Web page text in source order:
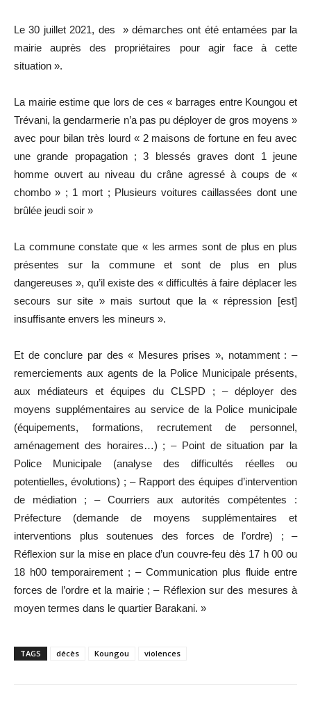
Le 30 juillet 2021, des » démarches ont été entamées par la
mairie auprès des propriétaires pour agir face à cette
situation ».
La mairie estime que lors de ces « barrages entre Koungou et
Trévani, la gendarmerie n’a pas pu déployer de gros moyens »
avec pour bilan très lourd « 2 maisons de fortune en feu avec
une grande propagation ; 3 blessés graves dont 1 jeune
homme ouvert au niveau du crâne agressé à coups de «
chombo » ; 1 mort ; Plusieurs voitures caillassées dont une
brûlée jeudi soir »
La commune constate que « les armes sont de plus en plus
présentes sur la commune et sont de plus en plus
dangereuses », qu’il existe des « difficultés à faire déplacer les
secours sur site » mais surtout que la « répression [est]
insuffisante envers les mineurs ».
Et de conclure par des « Mesures prises », notamment : –
remerciements aux agents de la Police Municipale présents,
aux médiateurs et équipes du CLSPD ; – déployer des
moyens supplémentaires au service de la Police municipale
(équipements, formations, recrutement de personnel,
aménagement des horaires…) ; – Point de situation par la
Police Municipale (analyse des difficultés réelles ou
potentielles, évolutions) ; – Rapport des équipes d’intervention
de médiation ; – Courriers aux autorités compétentes :
Préfecture (demande de moyens supplémentaires et
interventions plus soutenues des forces de l’ordre) ; –
Réflexion sur la mise en place d’un couvre-feu dès 17 h 00 ou
18 h00 temporairement ; – Communication plus fluide entre
forces de l’ordre et la mairie ; – Réflexion sur des mesures à
moyen termes dans le quartier Barakani. »
TAGS décès Koungou violences